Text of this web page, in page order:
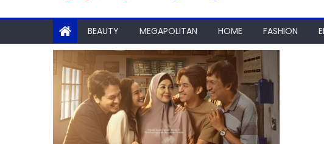
BEAUTY MEGAPOLITAN HOME FASHION